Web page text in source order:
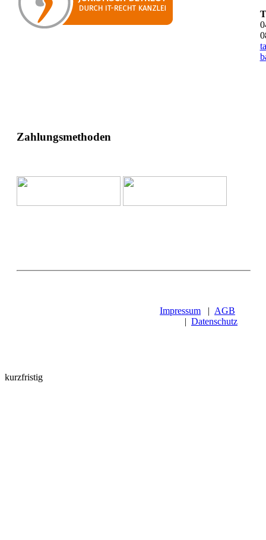
Zahlungsmethoden
Impressum | AGB
| Datenschutz
kurzfristig